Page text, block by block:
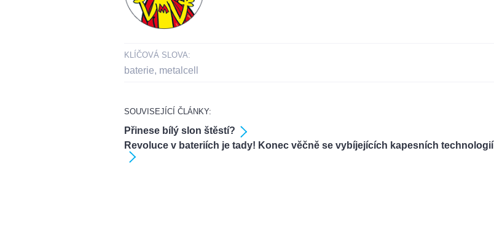
KLÍČOVÁ SLOVA:
baterie, metalcell
SOUVISEJÍCÍ ČLÁNKY:
Přinese bílý slon štěstí?
Revoluce v bateriích je tady! Konec věčně se vybíjejících kapesních technologií